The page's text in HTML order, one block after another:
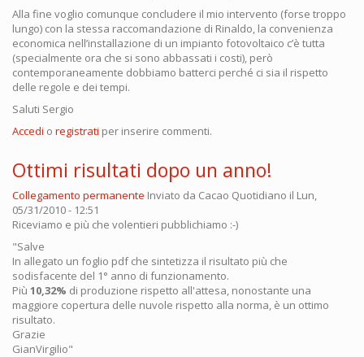
Alla fine voglio comunque concludere il mio intervento (forse troppo
lungo) con la stessa raccomandazione di Rinaldo, la convenienza
economica nell’installazione di un impianto fotovoltaico c’è tutta
(specialmente ora che si sono abbassati i costi), però
contemporaneamente dobbiamo batterci perché ci sia il rispetto
delle regole e dei tempi.
Saluti Sergio
Accedi o registrati per inserire commenti.
Ottimi risultati dopo un anno!
Collegamento permanente Inviato da Cacao Quotidiano il Lun,
05/31/2010 - 12:51
Riceviamo e più che volentieri pubblichiamo :-)
"Salve
In allegato un foglio pdf che sintetizza il risultato più che
sodisfacente del 1° anno di funzionamento.
Più 10,32% di produzione rispetto all'attesa, nonostante una
maggiore copertura delle nuvole rispetto alla norma, è un ottimo
risultato.
Grazie
GianVirgilio"